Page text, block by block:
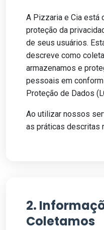
A Pizzaria e Cia está
proteção da
de seus usuários.
descreve como
armazenamos e
pessoais em
Proteção de Dados
Ao utilizar nossos
as práticas descritas
2.
Coletamos